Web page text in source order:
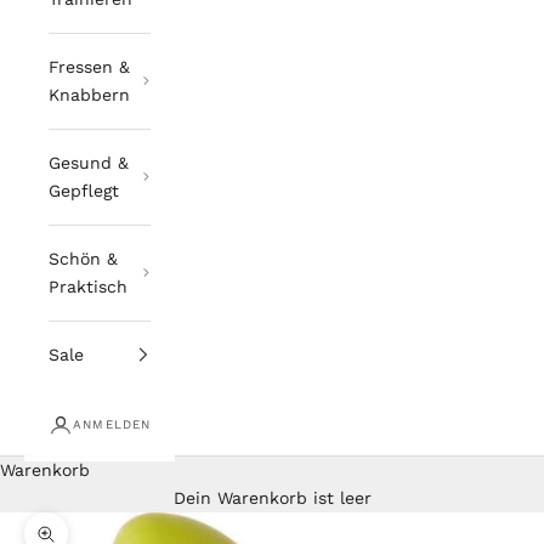
Fressen &
Knabbern
Gesund &
Gepflegt
Schön &
Praktisch
Sale
ANMELDEN
Warenkorb
Dein Warenkorb ist leer